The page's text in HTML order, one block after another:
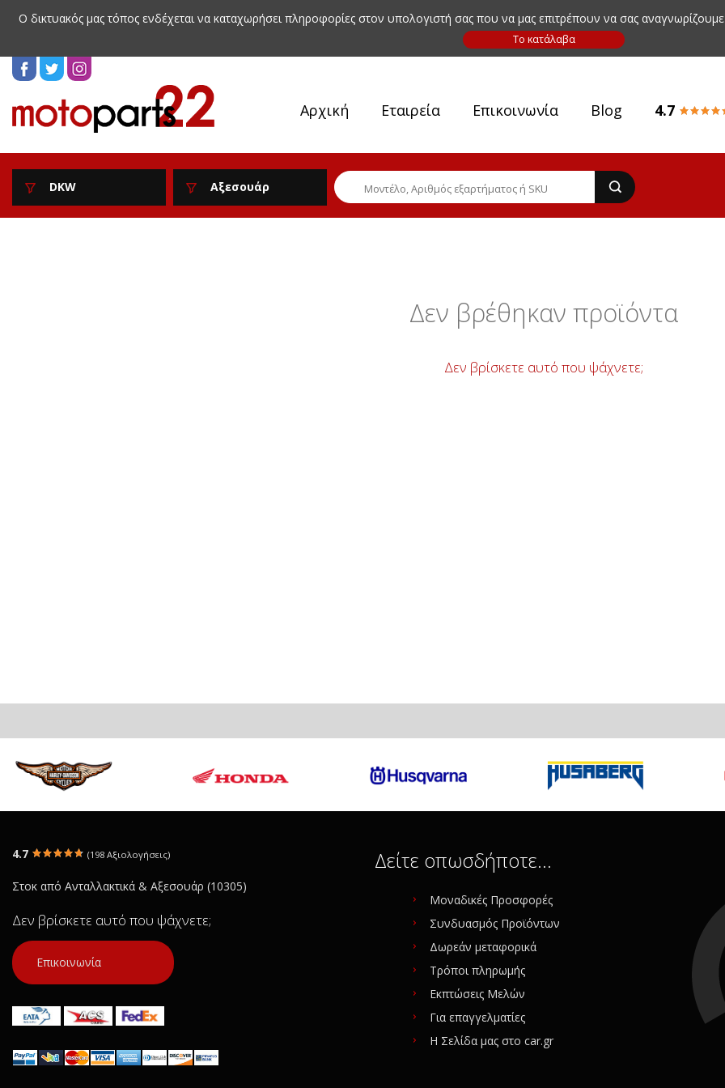
Ο δικτυακός μας τόπος ενδέχεται να καταχωρήσει πληροφορίες στον υπολογιστή σας που να μας επιτρέπουν να σας
Αρχική Εταιρεία Επικοινωνία Blog 4.7
DKW Αξεσουάρ
Δεν βρέθηκαν προϊόντα
Δεν βρίσκετε αυτό που ψάχνετε;
4.7 (198 Αξιολογήσεις)
Στοκ από Ανταλλακτικά & Αξεσουάρ (10305)
Δεν βρίσκετε αυτό που ψάχνετε;
Επικοινωνία
Δείτε οπωσδήποτε…
Μοναδικές Προσφορές
Συνδυασμός Προϊόντων
Δωρεάν μεταφορικά
Τρόποι πληρωμής
Εκπτώσεις Μελών
Για επαγγελματίες
Η Σελίδα μας στο car.gr